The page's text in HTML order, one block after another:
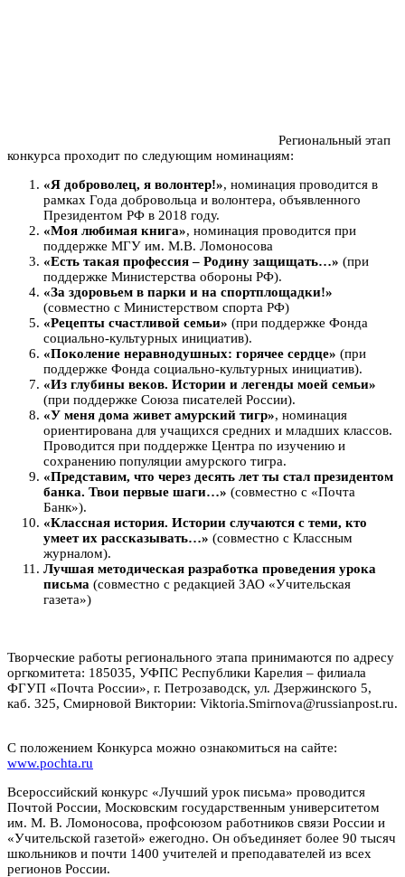
Региональный этап
конкурса проходит по следующим номинациям:
«Я доброволец, я волонтер!», номинация проводится в
рамках Года добровольца и волонтера, объявленного
Президентом РФ в 2018 году.
«Моя любимая книга», номинация проводится при
поддержке МГУ им. М.В. Ломоносова
«Есть такая профессия – Родину защищать…» (при
поддержке Министерства обороны РФ).
«За здоровьем в парки и на спортплощадки!»
(совместно с Министерством спорта РФ)
«Рецепты счастливой семьи» (при поддержке Фонда
социально-культурных инициатив).
«Поколение неравнодушных: горячее сердце» (при
поддержке Фонда социально-культурных инициатив).
«Из глубины веков. Истории и легенды моей семьи»
(при поддержке Союза писателей России).
«У меня дома живет амурский тигр», номинация
ориентирована для учащихся средних и младших классов.
Проводится при поддержке Центра по изучению и
сохранению популяции амурского тигра.
«Представим, что через десять лет ты стал президентом
банка. Твои первые шаги…» (совместно с «Почта
Банк»).
«Классная история. Истории случаются с теми, кто
умеет их рассказывать…» (совместно с Классным
журналом).
Лучшая методическая разработка проведения урока
письма (совместно с редакцией ЗАО «Учительская
газета»)
Творческие работы регионального этапа принимаются по адресу
оргкомитета: 185035, УФПС Республики Карелия – филиала
ФГУП «Почта России», г. Петрозаводск, ул. Дзержинского 5,
каб. 325, Смирновой Виктории: Viktoria.Smirnova@russianpost.ru.
С положением Конкурса можно ознакомиться на сайте:
www.pochta.ru
Всероссийский конкурс «Лучший урок письма» проводится
Почтой России, Московским государственным университетом
им. М. В. Ломоносова, профсоюзом работников связи России и
«Учительской газетой» ежегодно. Он объединяет более 90 тысяч
школьников и почти 1400 учителей и преподавателей из всех
регионов России.